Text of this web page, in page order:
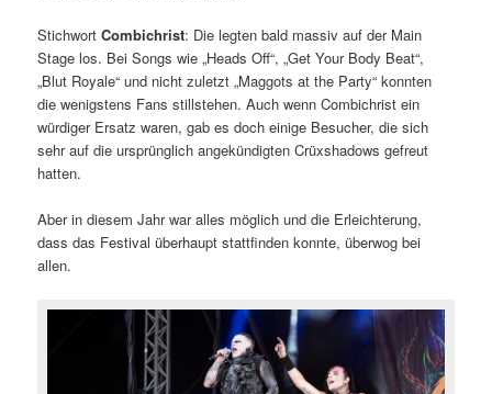
StichwortCombichrist: Die legten bald massiv auf der Main
Stage los. Bei Songs wie „Heads Off“, „Get Your Body Beat“,
„Blut Royale“ und nicht zuletzt „Maggots at the Party“ konnten
die wenigstens Fans stillstehen. Auch wenn Combichrist ein
würdiger Ersatz waren, gab es doch einige Besucher, die sich
sehr auf die ursprünglich angekündigten Crüxshadows gefreut
hatten.
Aber in diesem Jahr war alles möglich und die Erleichterung,
dass das Festival überhaupt stattfinden konnte, überwog bei
allen.